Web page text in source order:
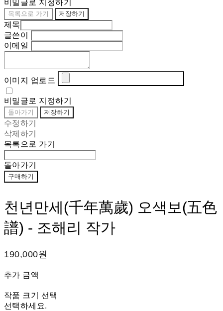
비밀글로 지정하기
목록으로 가기 저장하기
제목
글쓴이
이메일
이미지 업로드
비밀글로 지정하기
돌아가기 저장하기
수정하기
삭제하기
목록으로 가기
돌아가기
구매하기
천년만세(千年萬歲) 오색보(五色
譜) - 조해리 작가
190,000원
추가 금액
작품 크기 선택
선택하세요.